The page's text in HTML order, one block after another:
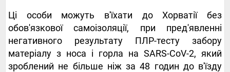
Ці особи можуть в'їхати до Хорватії без
обов'язкової самоізоляції, при пред'явленні
негативного результату ПЛР-тесту забору
матеріалу з носа і горла на SARS-CoV-2, який
зроблений не більше ніж за 48 годин до в'їзду